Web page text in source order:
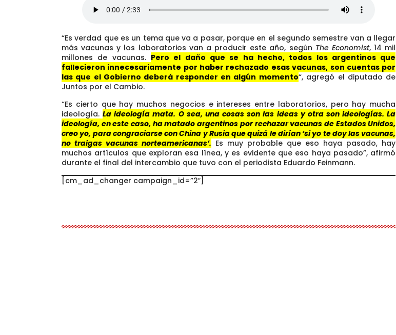
“Es verdad que es un tema que va a pasar, porque en el segundo semestre van a llegar
más vacunas y los laboratorios van a producir este año, según The Economist, 14 mil
millones de vacunas. Pero el daño que se ha hecho, todos los argentinos que
fallecieron innecesariamente por haber rechazado esas vacunas, son cuentas por
las que el Gobierno deberá responder en algún momento“, agregó el diputado de
Juntos por el Cambio.
“Es cierto que hay muchos negocios e intereses entre laboratorios, pero hay mucha
ideología.La ideología mata. O sea, una cosas son las ideas y otra son ideologías. La
ideología, en este caso, ha matado argentinos por rechazar vacunas de Estados Unidos,
creo yo, para congraciarse con China y Rusia que quizá le dirían ‘si yo te doy las vacunas,
no traigas vacunas norteamericanas’. Es muy probable que eso haya pasado, hay
muchos artículos que exploran esa línea, y es evidente que eso haya pasado”, afirmó
durante el final del intercambio que tuvo con el periodista Eduardo Feinmann.
[cm_ad_changer campaign_id=”2″]